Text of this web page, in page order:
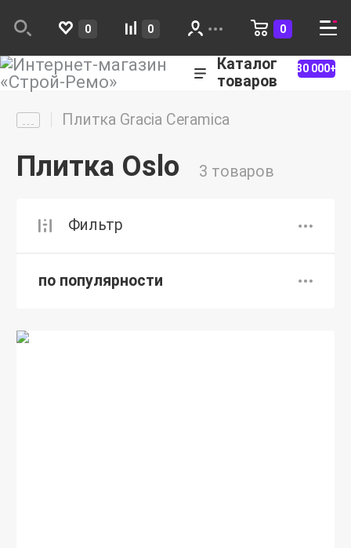
0 0 0
Каталог
товаров
30 000+
Плитка Gracia Ceramica
Плитка Oslo 3 товаров
Фильтр
по популярности